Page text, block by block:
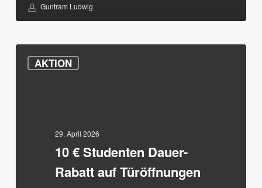
Guntram Ludwig
AKTION
Türöffnungen
29. April 2026
10 € Studenten Dauer-
Rabatt auf Türöffnungen